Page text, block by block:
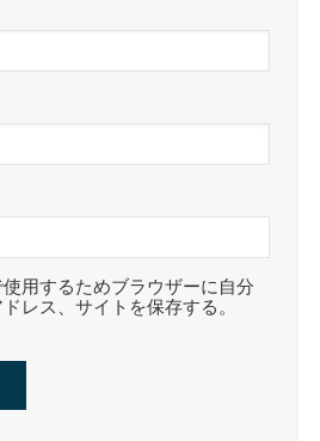
用するためブラウザーに自分
レス、サイトを保存する。